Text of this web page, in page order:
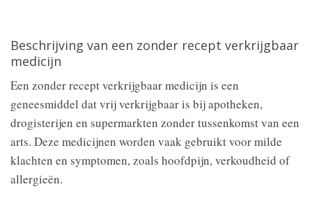
Beschrijving van een zonder recept verkrijgbaar
medicijn
Een zonder recept verkrijgbaar medicijn is een
geneesmiddel dat vrij verkrijgbaar is bij apotheken,
drogisterijen en supermarkten zonder tussenkomst van een
arts. Deze medicijnen worden vaak gebruikt voor milde
klachten en symptomen, zoals hoofdpijn, verkoudheid of
allergieën.